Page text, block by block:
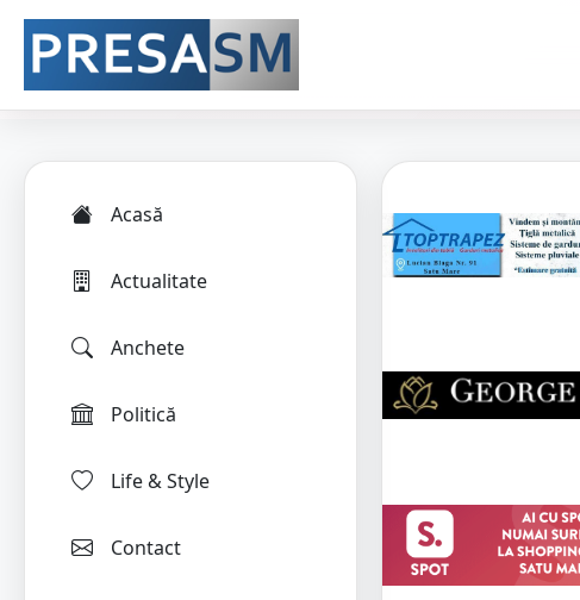
Acasă
Actualitate
Anchete
Politică
Life & Style
Contact